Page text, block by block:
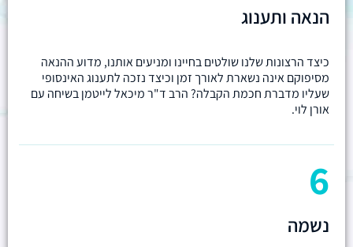
הנאה ותענוג
כיצד הרצונות שלנו שולטים בחיינו ומניעים אותנו, מדוע ההנאה
מסיפוקם אינה נשארת לאורך זמן וכיצד נזכה לתענוג האינסופי
שעליו מדברת חכמת הקבלה? הרב ד"ר מיכאל לייטמן בשיחה עם
אורן לוי.
6
נשמה